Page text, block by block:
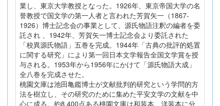
業し、東京大学教授となった。1926年、東京帝国大学の名
誉教授で国文学の第一人者と言われた芳賀矢一（1867-
1926）博士記念会の事業として、源氏物語注釈の編者を委
託され 、1942年、芳賀矢一博士記念会より委託された
「校異源氏物語」五巻を完成。1944年「古典の批評的処置
に関する研究」により第一回日本文学報告全国文学賞を授
与される。1953年から1956年にかけて「源氏物語大成」
全八巻を完成させた。
桃園文庫は池田亀鑑博士が文献批判的研究という学問的方
法を樹立し、その研究のために集めた平安文学の文献を中
心に成る。約8,400点ある桃園文庫は和装本、洋装本に分